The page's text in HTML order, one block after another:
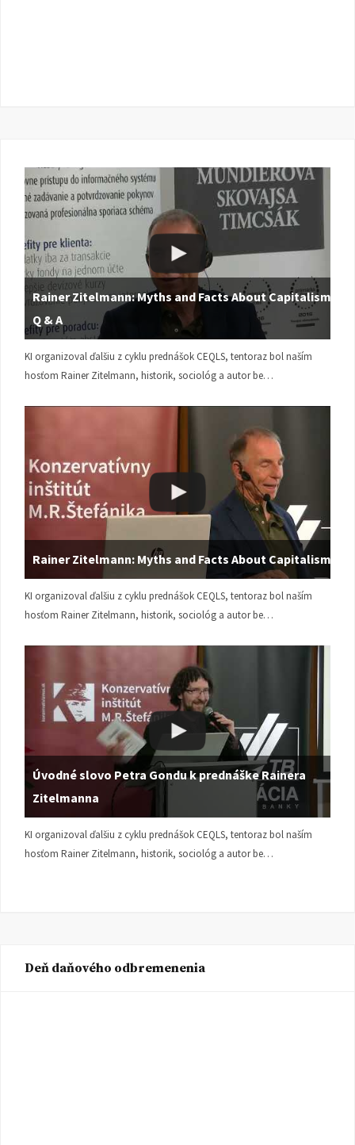
Rainer Zitelmann: Myths and Facts About Capitalism |
Q & A
KI organizoval ďalšiu z cyklu prednášok CEQLS, tentoraz bol naším
hosťom Rainer Zitelmann, historik, sociológ a autor be…
Rainer Zitelmann: Myths and Facts About Capitalism
KI organizoval ďalšiu z cyklu prednášok CEQLS, tentoraz bol naším
hosťom Rainer Zitelmann, historik, sociológ a autor be…
Úvodné slovo Petra Gondu k prednáške Rainera
Zitelmanna
KI organizoval ďalšiu z cyklu prednášok CEQLS, tentoraz bol naším
hosťom Rainer Zitelmann, historik, sociológ a autor be…
Deň daňového odbremenenia